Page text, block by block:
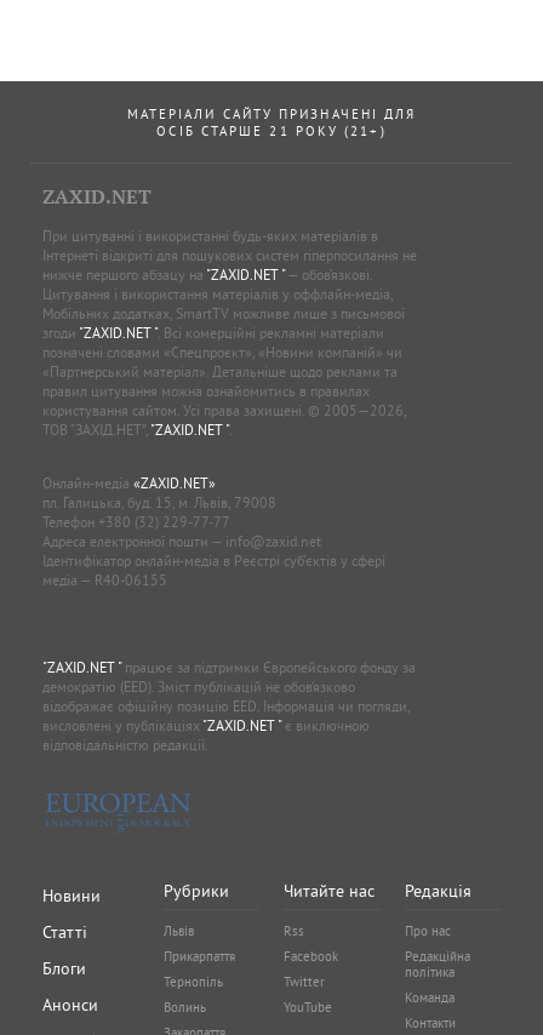
МАТЕРІАЛИ САЙТУ ПРИЗНАЧЕНІ ДЛЯ
ОСІБ СТАРШЕ 21 РОКУ (21+)
ZAXID.NET
При цитуванні і використанні будь-яких матеріалів в
Інтернеті відкриті для пошукових систем гіперпосилання не
нижче першого абзацу на "ZAXID.NET "— обов’язкові.
Цитування і використання матеріалів у оффлайн-медіа,
Мобільних додатках, SmartTV можливе лише з письмової
згоди "ZAXID.NET ". Всі комерційні рекламні матеріали
позначені словами «Спецпроєкт», «Новини компаній» чи
«Партнерський матеріал». Детальніше щодо реклами та
правил цитування можна ознайомитись в правилах
користування сайтом. Усі права захищені. © 2005—2026,
ТОВ “ЗАХІД.НЕТ”, "ZAXID.NET ".
Онлайн-медіа «ZAXID.NET»
пл. Галицька, буд. 15, м. Львів, 79008
Телефон +380 (32) 229-77-77
Адреса електронної пошти — info@zaxid.net
Ідентифікатор онлайн-медіа в Реєстрі суб'єктів у сфері
медіа — R40-06155
"ZAXID.NET "працює за підтримки Європейського фонду за
демократію (EED). Зміст публікацій не обов’язково
відображає офіційну позицію EED. Інформація чи погляди,
висловлені у публікаціях "ZAXID.NET "є виключною
відповідальністю редакції.
Новини
Статті
Блоги
Анонси
Рубрики
Львів
Прикарпаття
Тернопіль
Волинь
Читайте нас
Rss
Facebook
Twitter
YouTube
Редакція
Про нас
Редакційна
політика
Команда
Контакти